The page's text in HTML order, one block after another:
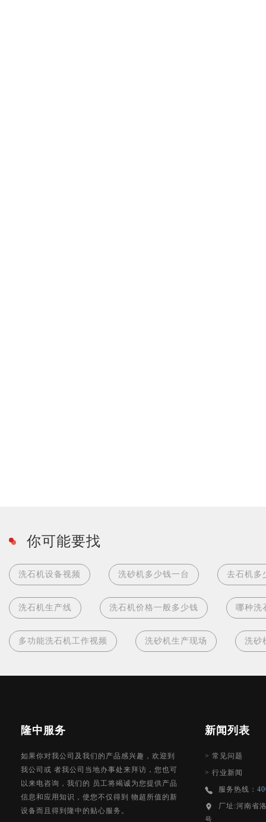
你可能要找
洗石机设备视频 洗砂机多少钱一台 去石机多
洗石机生产线 洗石机价格一般多少钱 哪种洗
多功能洗石机工作视频 洗砂机生产现场 洗砂
隆中服务
如果你对我公司及我们的产品感兴趣，欢迎到
我公司或 者我公司当地办事处来拜访，您也可
以来电咨询，我们的 员工将竭诚为您提供产品
信息和应用知识，使您不仅得到 物超所值的新
设备而且得到隆中的贴心服务。
新闻列表
> 常见问题
> 行业新闻
服务热线：
厂址:河南省
号